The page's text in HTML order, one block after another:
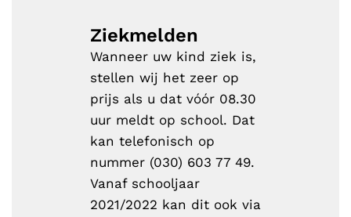
Ziekmelden
Wanneer uw kind ziek is,
stellen wij het zeer op
prijs als u dat vóór 08.30
uur meldt op school. Dat
kan telefonisch op
nummer (030) 603 77 49.
Vanaf schooljaar
2021/2022 kan dit ook via